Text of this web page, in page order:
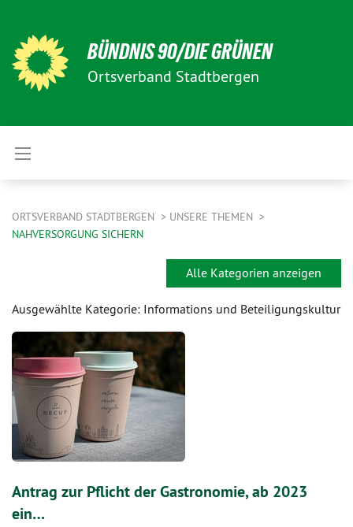
BÜNDNIS 90/DIE GRÜNEN
Ortsverband Stadtbergen
ORTSVERBAND STADTBERGEN
UNSERE THEMEN
NAHVERSORGUNG SICHERN
Alle Kategorien anzeigen
Ausgewählte Kategorie: Informations und Beteiligungskultur
Antrag zur Pflicht der Gastronomie, ab 2023
ein…